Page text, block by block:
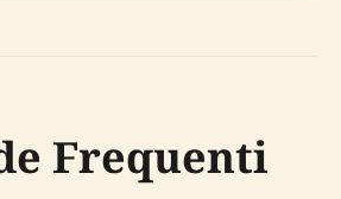
Frequenti